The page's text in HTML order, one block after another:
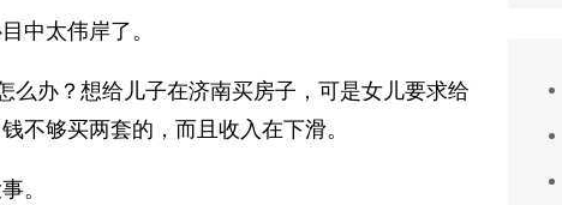
中太伟岸了。
办？想给儿子在济南买房子，可是女儿要求给
不够买两套的，而且收入在下滑。
。